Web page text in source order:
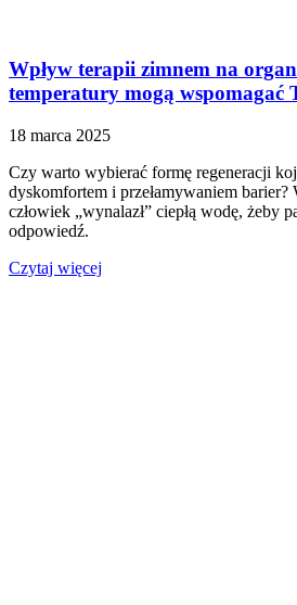
Wpływ terapii zimnem na
temperatury mogą wspomagać
18 marca 2025
Czy warto wybierać formę regeneracji
dyskomfortem i przełamywaniem
człowiek „wynalazł” ciepłą wodę, żeby
odpowiedź.
Czytaj więcej